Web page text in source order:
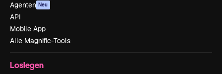
Agenten Neu
API
Mobile App
Alle Magnific-Tools
Loslegen